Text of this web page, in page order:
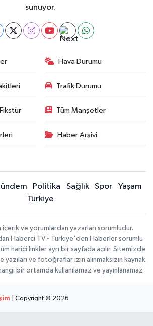
sunuyor.
Hava Durumu
Trafik Durumu
Tüm Manşetler
Haber Arşivi
Politika Sağlık Spor
Yaşam
Türkiye
içerik ve yorumlardan yazarları sorumludur.
Haberci TV - Türkiye'den Haberler sorumlu
harici linkler ayrı bir sayfada açılır. Sitemizde
yazıları ve fotoğraflar izin alınmaksızın kaynak
bir ortamda kullanılamaz ve yayınlanamaz
| Copyright © 2026